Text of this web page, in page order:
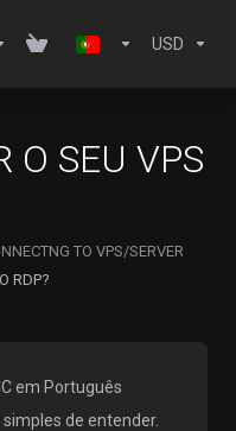
USD
O SEU VPS
TO VPS/SERVER
RDP?
em Português
de entender.